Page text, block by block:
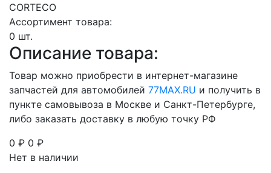
CORTECO
Ассортимент товара:
0 шт.
Описание товара:
Товар можно приобрести в интернет-магазине
запчастей для автомобилей 77MAX.RU и получить в
пункте самовывоза в Москве и Санкт-Петербурге,
либо заказать доставку в любую точку РФ
0 ₽ 0 ₽
Нет в наличии